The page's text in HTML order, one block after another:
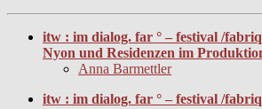
itw : im dialog. far ° – festival /
Nyon und Residenzen im
Anna Barmettler
itw : im dialog. far ° – festival /